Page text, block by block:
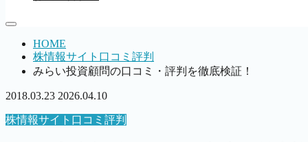
HOME
株情報サイト口コミ評判
みらい投資顧問の口コミ・評判を徹底検証！
2018.03.23 2026.04.10
株情報サイト口コミ評判